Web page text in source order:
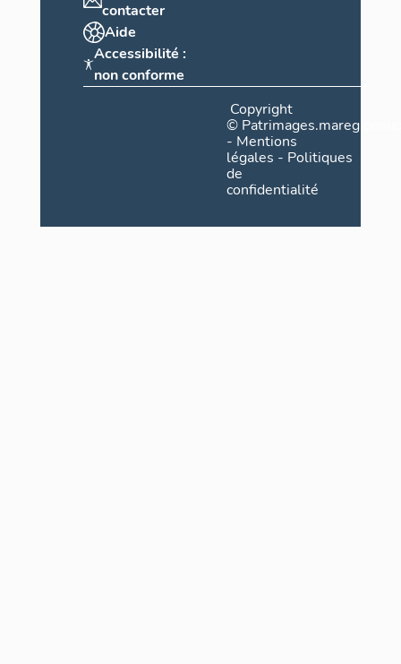
contacter
Aide
Accessibilité :
non conforme
Copyright
©
- Mentions
légales - Politiques
de
confidentialité